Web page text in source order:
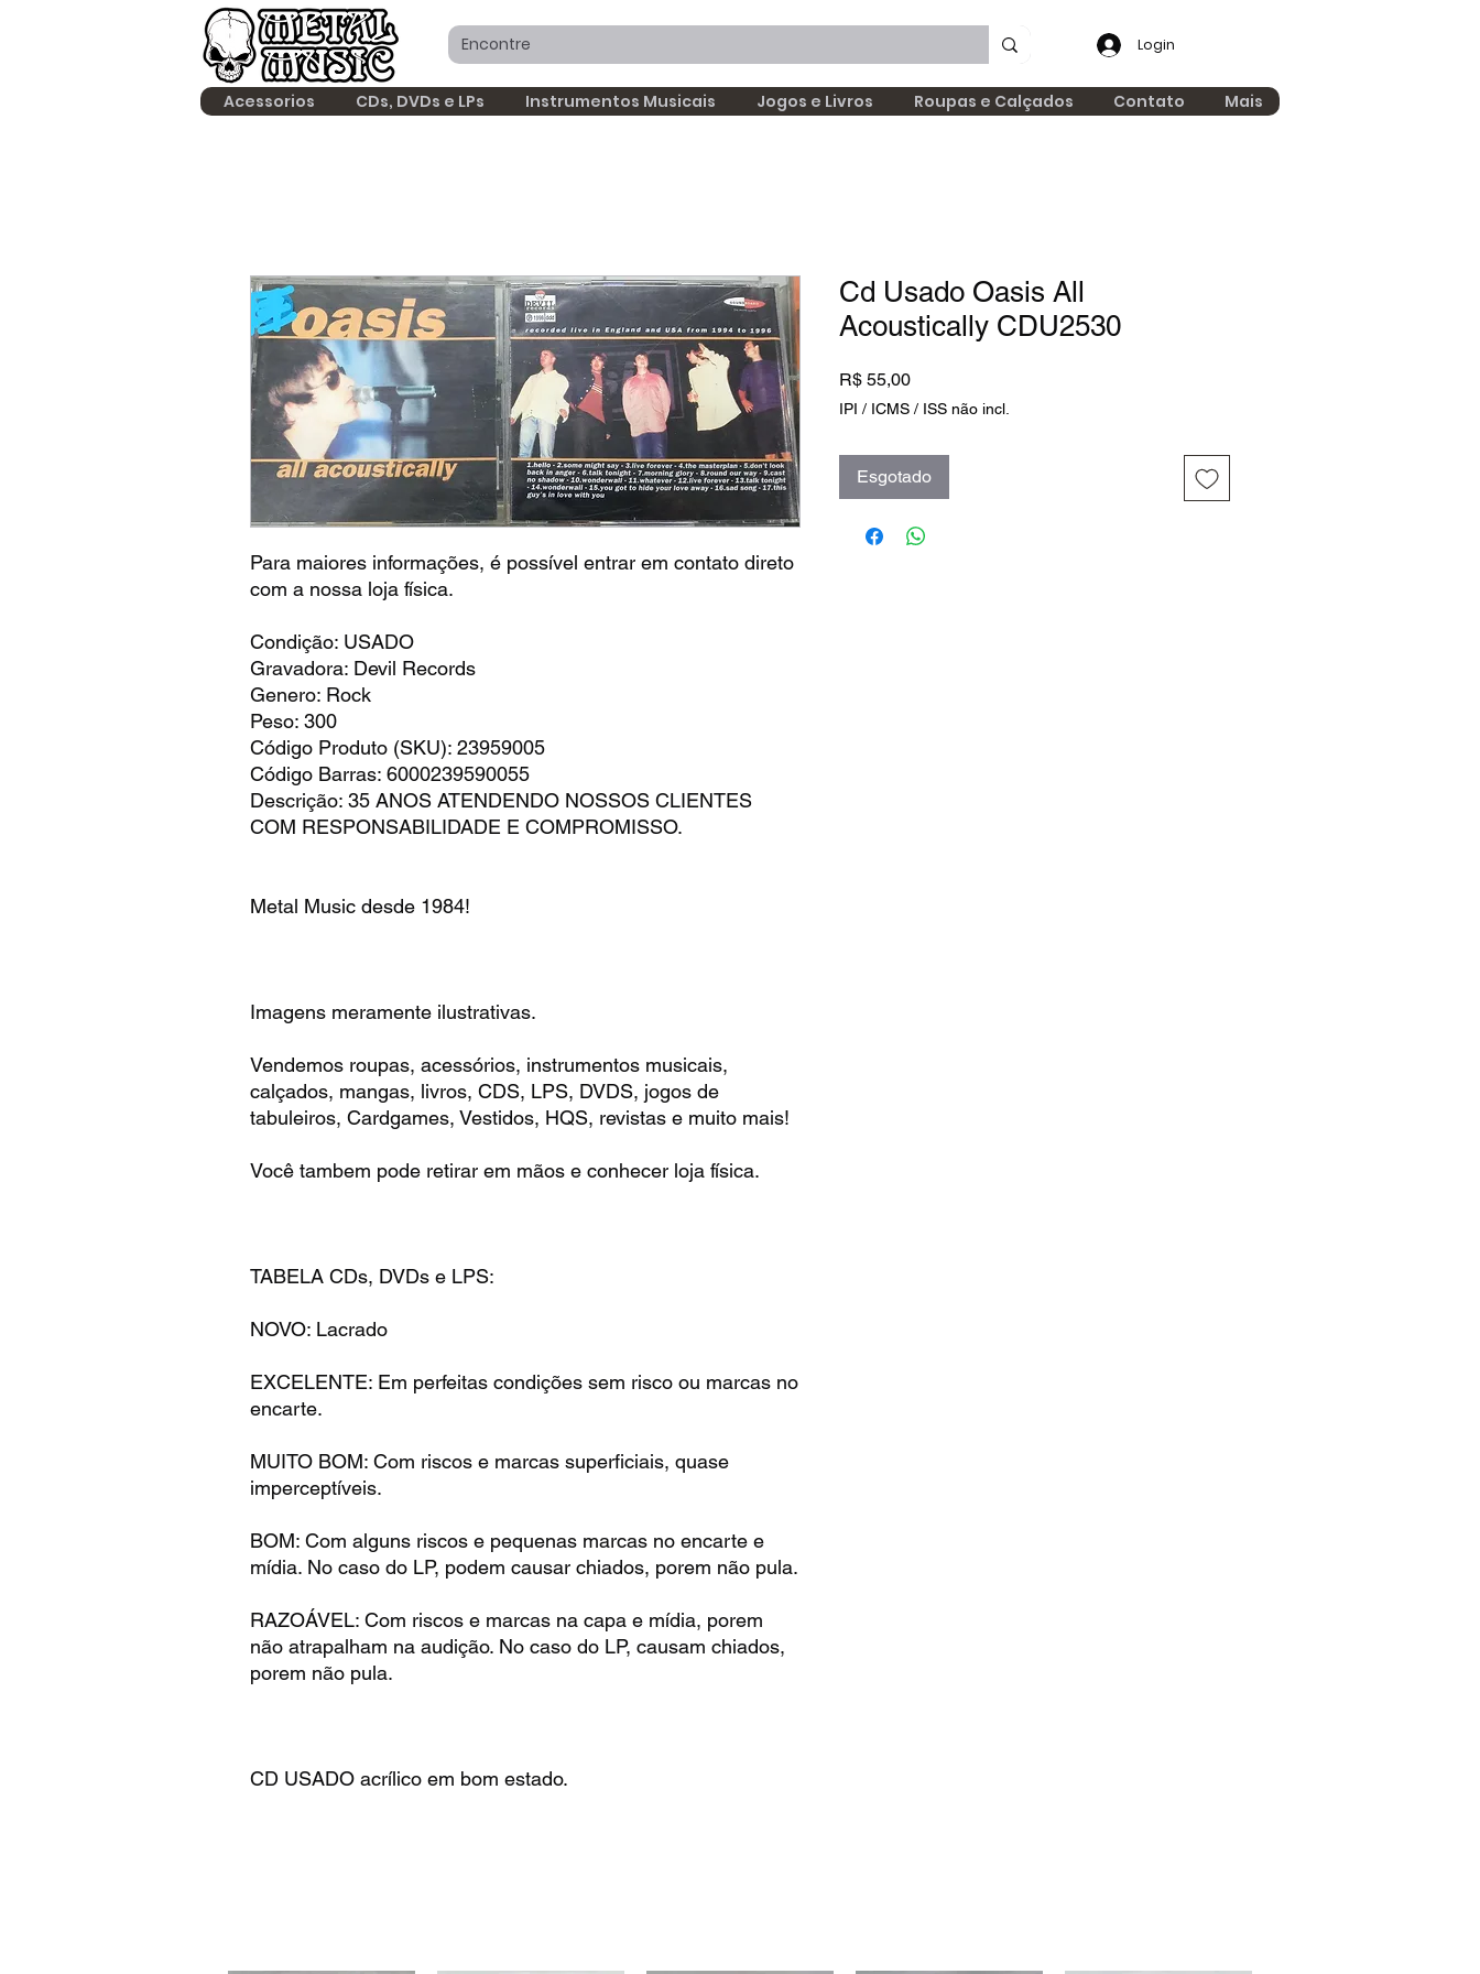
Login
Acessorios CDs, DVDs e LPs Instrumentos Musicais Jogos e Livros Roupas e Calçados Contato Mais
Para maiores informações, é possível entrar em contato direto
com a nossa loja física.
Condição: USADO
Gravadora: Devil Records
Genero: Rock
Peso: 300
Código Produto (SKU): 23959005
Código Barras: 6000239590055
Descrição: 35 ANOS ATENDENDO NOSSOS CLIENTES
COM RESPONSABILIDADE E COMPROMISSO.
Metal Music desde 1984!
Imagens meramente ilustrativas.
Vendemos roupas, acessórios, instrumentos musicais,
calçados, mangas, livros, CDS, LPS, DVDS, jogos de
tabuleiros, Cardgames, Vestidos, HQS, revistas e muito mais!
Você tambem pode retirar em mãos e conhecer loja física.
TABELA CDs, DVDs e LPS:
NOVO: Lacrado
EXCELENTE: Em perfeitas condições sem risco ou marcas no
encarte.
MUITO BOM: Com riscos e marcas superficiais, quase
imperceptíveis.
BOM: Com alguns riscos e pequenas marcas no encarte e
mídia. No caso do LP, podem causar chiados, porem não pula.
RAZOÁVEL: Com riscos e marcas na capa e mídia, porem
não atrapalham na audição. No caso do LP, causam chiados,
porem não pula.
CD USADO acrílico em bom estado.
Cd Usado Oasis All
Acoustically CDU2530
R$ 55,00Preço
IPI / ICMS / ISS não incl.
Esgotado